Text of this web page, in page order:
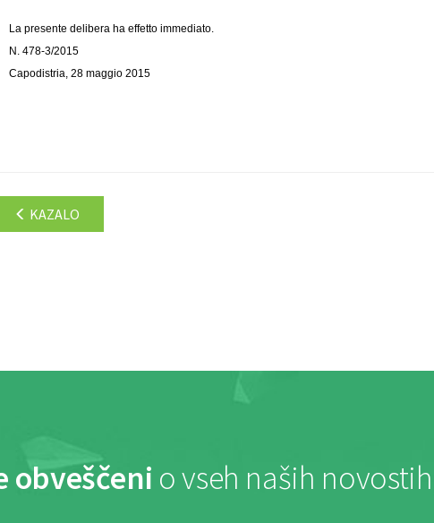
La presente delibera ha effetto immediato.
N. 478-3/2015
Capodistria, 28 maggio 2015
KAZALO
obveščeni o vseh naših